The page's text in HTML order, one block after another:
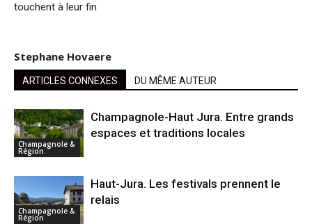
touchent à leur fin
Stephane Hovaere
ARTICLES CONNEXES DU MÊME AUTEUR
Champagnole &
Région
Champagnole-Haut Jura. Entre grands
espaces et traditions locales
Champagnole &
Région
Haut-Jura. Les festivals prennent le
relais